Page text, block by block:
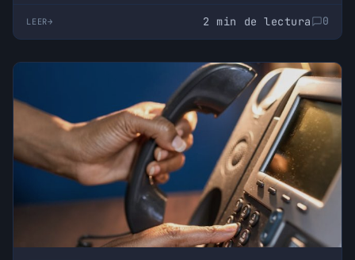
LEER 2 min de lectura 0